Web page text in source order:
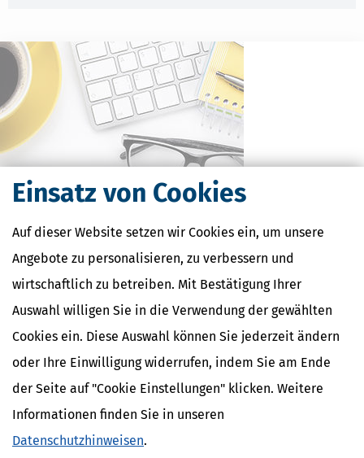
Einsatz von Cookies
Auf dieser Website setzen wir Cookies ein, um unsere
Angebote zu personalisieren, zu verbessern und
wirtschaftlich zu betreiben. Mit Bestätigung Ihrer
Auswahl willigen Sie in die Verwendung der gewählten
Cookies ein. Diese Auswahl können Sie jederzeit ändern
oder Ihre Einwilligung widerrufen, indem Sie am Ende
der Seite auf "Cookie Einstellungen" klicken. Weitere
Informationen finden Sie in unseren
Datenschutzhinweisen.
Kostenlose Steuertipps & News
Absenden
Steuertipps
Steuertipps Selbstständige
Geldtipps
von Steuertipps abonnieren. Die
Datenschutzhinweise
habe ich gelesen.
Meine Einwilligung kann ich jederzeit durch
Abbestellung des Newsletters widerrufen.
Steuerwelten